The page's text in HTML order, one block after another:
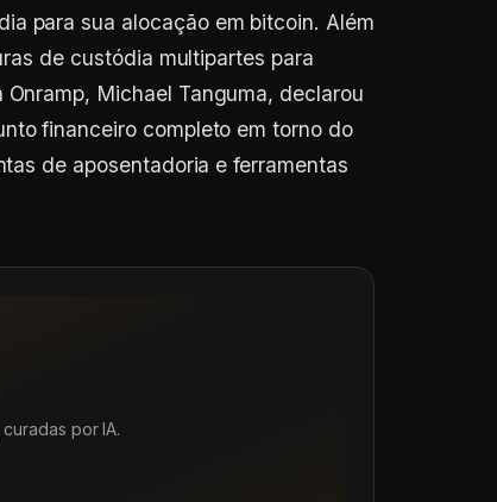
para sua alocação em bitcoin. Além
de custódia multipartes para
Michael Tanguma, declarou
financeiro completo em torno do
de aposentadoria e ferramentas
por IA.